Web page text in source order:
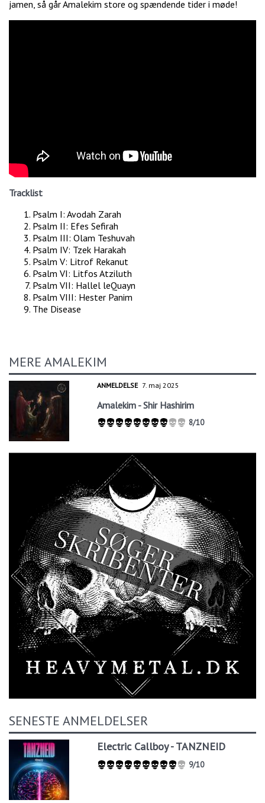
jamen, så går Amalekim store og spændende tider i møde!
Tracklist
Psalm I: Avodah Zarah
Psalm II: Efes Sefirah
Psalm III: Olam Teshuvah
Psalm IV: Tzek Harakah
Psalm V: Litrof Rekanut
Psalm VI: Litfos Atziluth
Psalm VII: Hallel leQuayn
Psalm VIII: Hester Panim
The Disease
MERE AMALEKIM
ANMELDELSE 7. maj 2025
Amalekim - Shir Hashirim
8/10
SENESTE ANMELDELSER
Electric Callboy - TANZNEID
9/10